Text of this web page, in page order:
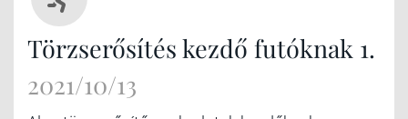
Törzserősítés kezdő futóknak 1.
2021/10/13